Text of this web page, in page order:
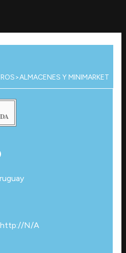
>ALMACENES Y MINIMARKET
http://N/A